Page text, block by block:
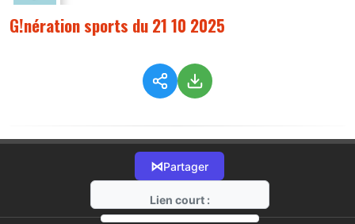
G!nération sports du 21 10 2025
⋈Partager
Lien court :